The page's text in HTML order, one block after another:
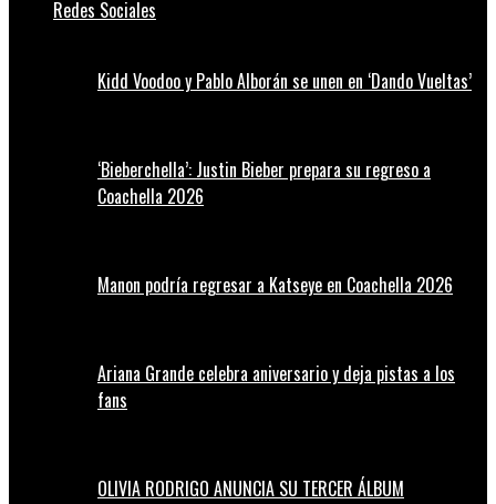
Redes Sociales
Kidd Voodoo y Pablo Alborán se unen en ‘Dando Vueltas’
‘Bieberchella’: Justin Bieber prepara su regreso a
Coachella 2026
Manon podría regresar a Katseye en Coachella 2026
Ariana Grande celebra aniversario y deja pistas a los
fans
OLIVIA RODRIGO ANUNCIA SU TERCER ÁLBUM